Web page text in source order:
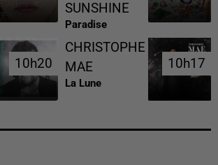
SUNSHINE
Paradise
10h20
10h20
CHRISTOPHE
MAE
La Lune
10h17
10h17